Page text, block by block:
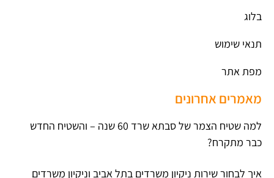
בלוג
תנאי שימוש
מפת אתר
מאמרים אחרונים
למה שטיח הצמר של סבתא שרד 60 שנה – והשטיח החדש
כבר מתקרח?
איך לבחור שירות ניקיון משרדים בתל אביב וניקיון משרדים